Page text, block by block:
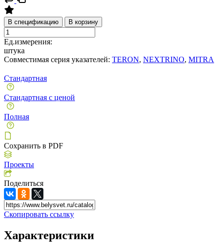
В спецификацию В корзину
Ед.измерения:
штука
Совместимая серия указателей: TERON, NEXTRINO, MITRA
Стандартная
Стандартная с ценой
Полная
Сохранить в PDF
Проекты
Поделиться
Скопировать ссылку
Характеристики